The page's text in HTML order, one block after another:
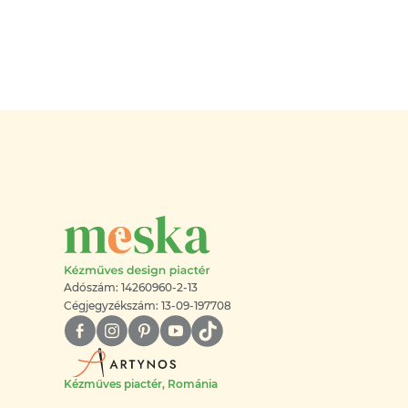
Adószám: 14260960-2-13
Cégjegyzékszám: 13-09-197708
Kézműves piactér, Románia